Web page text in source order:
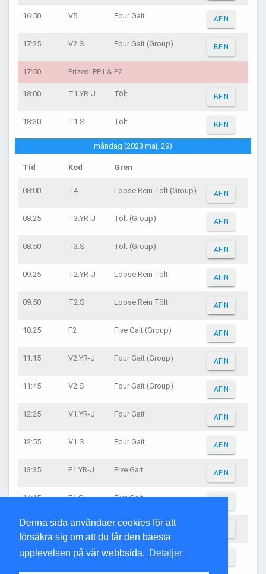
Denna sida användaer cookies för att
försäkra sig om att du får den bäesta
upplevelsen på vår webbsida. Detaljer
16:50 V5 Four Gait AFIN
17:25 V2.S Four Gait (Group) BFIN
17:50 Prizes: PP1 & P2
18:00 T1.YR-J Tölt BFIN
18:30 T1.S Tölt BFIN
måndag (2023 maj. 29)
Tid Kod Gren
08:00 T4 Loose Rein Tölt (Group) AFIN
08:25 T3.YR-J Tölt (Group) AFIN
08:50 T3.S Tölt (Group) AFIN
09:25 T2.YR-J Loose Rein Tölt AFIN
09:50 T2.S Loose Rein Tölt AFIN
10:25 F2 Five Gait (Group) AFIN
11:15 V2.YR-J Four Gait (Group) AFIN
11:45 V2.S Four Gait (Group) AFIN
12:25 V1.YR-J Four Gait AFIN
12:55 V1.S Four Gait AFIN
13:35 F1.YR-J Five Gait AFIN
14:15 F1.S Five Gait
15:05 T1.YR-J Tölt
15:40 T1.S Tölt